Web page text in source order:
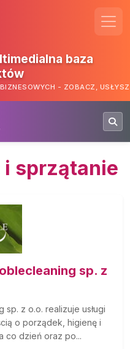
baza
- ZOBACZ,
i sprzątanie
sp. z
sp. z o.o. realizuje usługi
o porządek, higienę i
co dzień oraz po...